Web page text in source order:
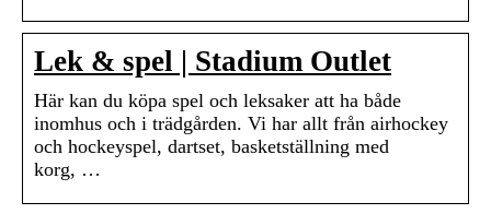
Lek & spel | Stadium Outlet
Här kan du köpa spel och leksaker att ha både
inomhus och i trädgården. Vi har allt från airhockey
och hockeyspel, dartset, basketställning med
korg, …